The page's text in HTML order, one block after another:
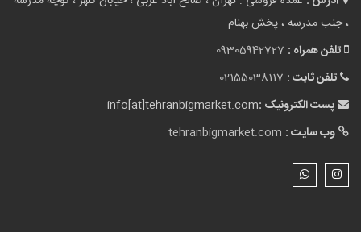
، جنب مدرسه ، پخش بهنام
تلفن همراه : 09305942727
تلفن ثابت : 02155038117
پست الکترونیک :info[at]tehranbigmarket.com
وب سایت : tehranbigmarket.com